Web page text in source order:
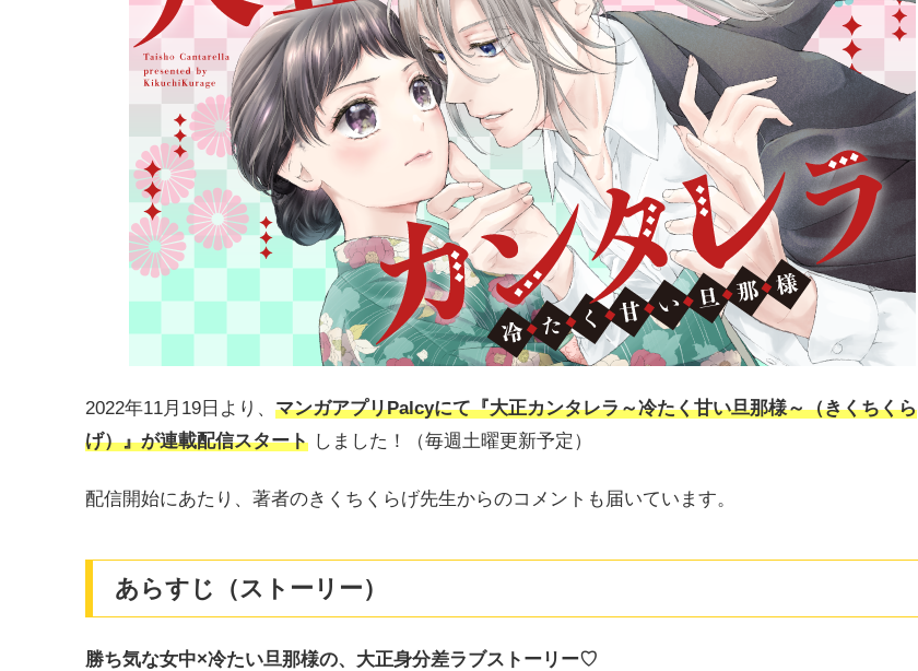
2022年11⽉19⽇より、 マンガアプリPalcyにて『大正カンタレラ～冷たく甘い旦那様～（きくちくら
げ）』が連載配信スタート しました！（毎週土曜更新予定）
配信開始にあたり、著者のきくちくらげ先生からのコメントも届いています。
あらすじ（ストーリー）
勝ち気な女中×冷たい旦那様の、大正身分差ラブストーリー♡